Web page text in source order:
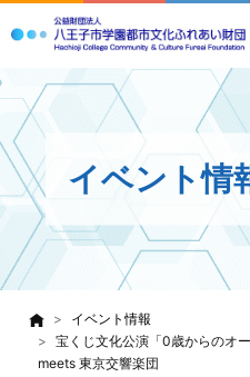
イベント情
イベント情報
宝くじ文化公演「0歳からのオ
meets 東京交響楽団